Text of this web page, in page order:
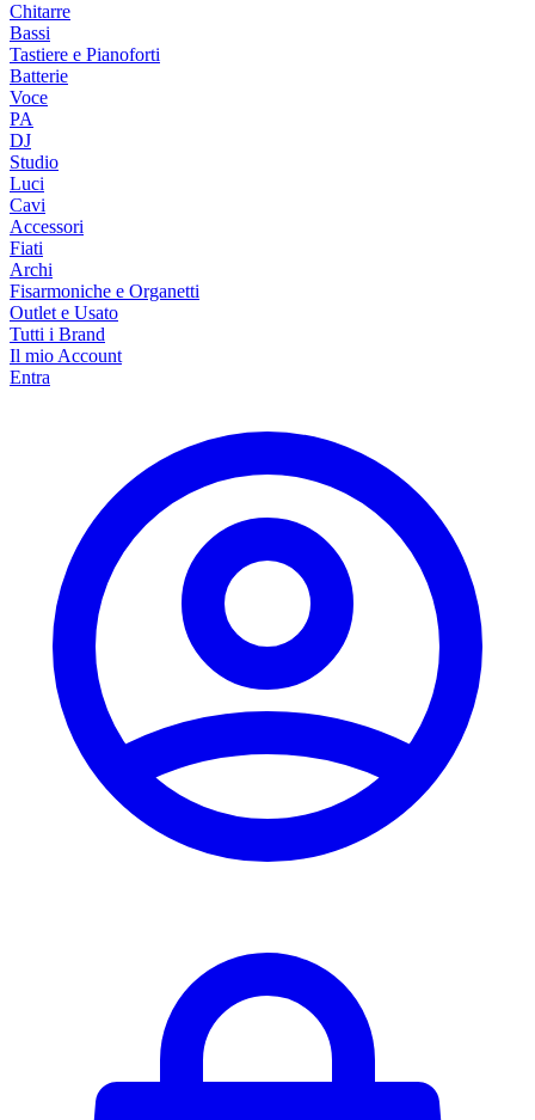
Chitarre
Bassi
Tastiere e Pianoforti
Batterie
Voce
PA
DJ
Studio
Luci
Cavi
Accessori
Fiati
Archi
Fisarmoniche e Organetti
Outlet e Usato
Tutti i Brand
Il mio Account
Entra